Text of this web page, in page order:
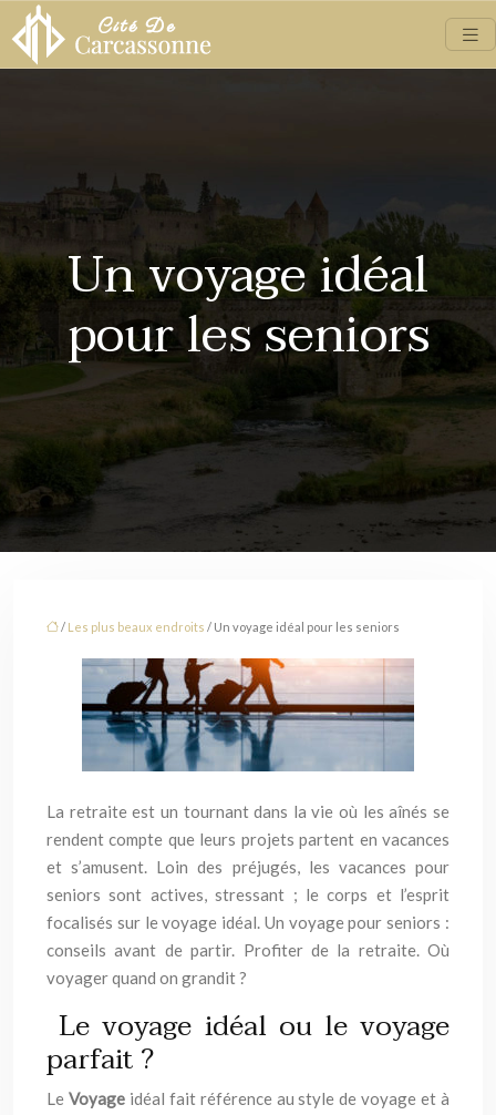
Un voyage idéal
pour les seniors
/ Les plus beaux endroits / Un voyage idéal pour les seniors
La retraite est un tournant dans la vie où les aînés se
rendent compte que leurs projets partent en vacances
et s’amusent. Loin des préjugés, les vacances pour
seniors sont actives, stressant ; le corps et l’esprit
focalisés sur le voyage idéal. Un voyage pour seniors :
conseils avant de partir. Profiter de la retraite. Où
voyager quand on grandit ?
Le voyage idéal ou le voyage
parfait ?
Le Voyageidéal fait référence au style de voyage et à